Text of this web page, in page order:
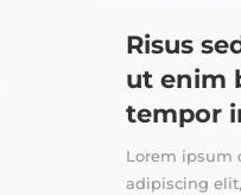
Risus
ut enim
tempor
Lorem ipsum
adipiscing